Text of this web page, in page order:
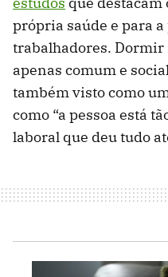
própria saúde e para
trabalhadores. Dormir
apenas comum e
também visto como
como “a pessoa está
laboral que deu tudo